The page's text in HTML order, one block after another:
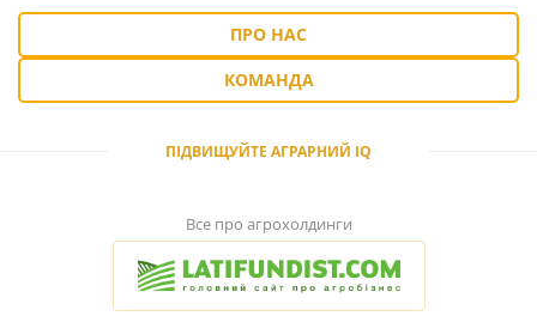
ПРО НАС
КОМАНДА
ПІДВИЩУЙТЕ АГРАРНИЙ IQ
Все про агрохолдинги